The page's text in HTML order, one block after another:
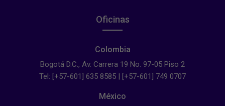
Oficinas
Colombia
Bogotá D.C., Av. Carrera 19 No. 97-05 Piso 2
Tel: [+57-601] 635 8585 | [+57-601] 749 0707
México